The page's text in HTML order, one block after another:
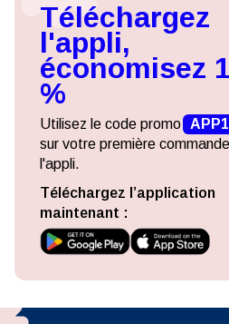
Téléchargez
l'appli,
économisez
%
Utilisez le code promo
sur votre première
l'appli.
Téléchargez l’application
maintenant :